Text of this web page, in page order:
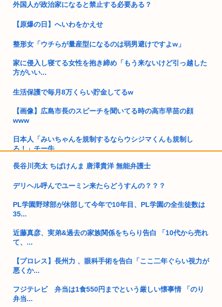
外国人が政治家になると禁止する必要ある？
【原爆の日】へいわをかえせ
整形女「ウチらが量産型になるのは弱男避けですよw」
家に侵入し寝てる女性を抱き締め「もう来ないけど引っ越した
方がいい...
生活保護で毎月8万くらい貯金してるw
【画像】広島市長のスピーチを聞いてる時の高市早苗の顔
www
日本人「みいちゃんを規制するならウシジマくんも規制し
ろ！」チー牛...
【高市源泉】食料品消費減税に合わせ「GoToイート」のよう
が小学...
兵庫県斎藤知事、パリなど5カ所ある海外事務所を全廃へ「公
女性「意識失った女性を救護してる間、無関係の男が無言でつ
「ちいかわ」反社とコラボしていた
長谷川亮太 ちばけんま 唐澤貴洋 無能弁護士
デリヘル呼んでユーミン来たらどうすんの？？？
PL学園野球部が休部して今年で10年目、PL学園の全生徒数は
35...
近藤真彦、実弟&過去の家族関係をちらり告白 「10代から売れ
て、...
【プロレス】長州力 、眼科手術を告白「ここ二年ぐらい視力が
悪くか...
フジテレビ 弁当は1食550円までという厳しい懐事情 「のり
弁当...